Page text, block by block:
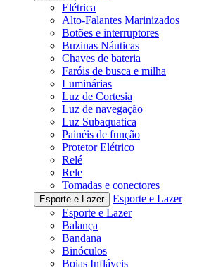
Elétrica
Alto-Falantes Marinizados
Botões e interruptores
Buzinas Náuticas
Chaves de bateria
Faróis de busca e milha
Luminárias
Luz de Cortesia
Luz de navegação
Luz Subaquatica
Painéis de função
Protetor Elétrico
Relé
Rele
Tomadas e conectores
Esporte e Lazer
Esporte e Lazer
Esporte e Lazer
Balança
Bandana
Binóculos
Boias Infláveis